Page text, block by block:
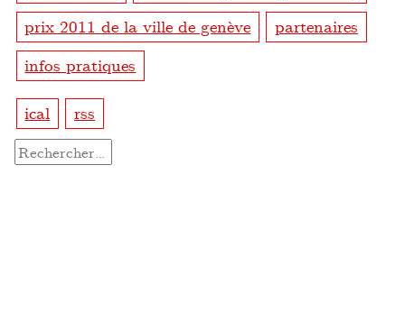
prix 2011 de la ville de genève
partenaires
infos pratiques
ical rss
Rechercher :